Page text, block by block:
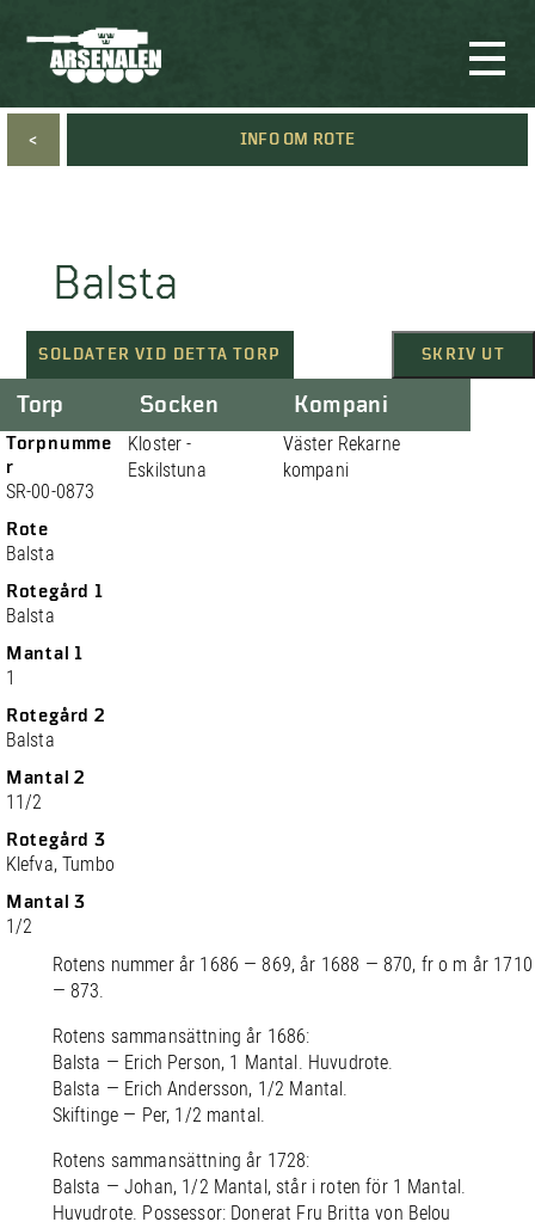
< INFO OM ROTE
Balsta
SOLDATER VID DETTA TORP SKRIV UT
Torp
Torpnumme
r
SR-00-0873
Rote
Balsta
Rotegård 1
Balsta
Mantal 1
1
Rotegård 2
Balsta
Mantal 2
11/2
Rotegård 3
Klefva, Tumbo
Mantal 3
1/2
Socken
Kloster -
Eskilstuna
Kompani
Väster Rekarne
kompani
Rotens nummer år 1686 — 869, år 1688 — 870, fr o m år 1710
— 873.
Rotens sammansättning år 1686:
Balsta — Erich Person, 1 Mantal. Huvudrote.
Balsta — Erich Andersson, 1/2 Mantal.
Skiftinge — Per, 1/2 mantal.
Rotens sammansättning år 1728:
Balsta — Johan, 1/2 Mantal, står i roten för 1 Mantal.
Huvudrote. Possessor: Donerat Fru Britta von Belou